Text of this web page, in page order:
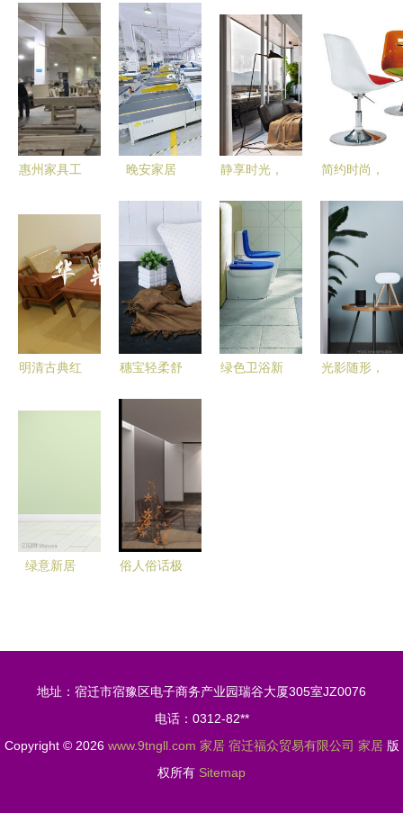
惠州家具工
打印条码与
价格实惠条
码打印机解
晚安家居
睡眠优选品
牌，匠心打
造高品质家
居生活
静享时光，
生活艺术
简约时尚，
深度解析
AS020玻璃
钢椅子及其
定制服务
明清古典红
穗宝轻柔舒
支撑，安享
整夜好眠
绿色卫浴新
光影随形，
绿意新居
俗人俗话极
地址：宿迁市宿豫区电子商务产业园瑞谷大厦305室JZ0076
电话：0312-82**
Copyright © 2026 www.9tngll.com 家居 宿迁福众贸易有限公司 家居版
权所有 Sitemap